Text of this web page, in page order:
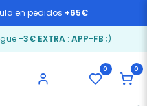
en pedidos +65€
-3€ EXTRA: APP-FB ;)
0 0